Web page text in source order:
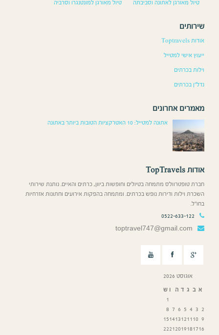
טיול מאורגן לאתונה וסביבתה טיול מאורגן למונטנגרו וסרביה
שירותים
אודות Toptravels
ייעוץ אישי למטייל
וילות בכרתים
נדל”ן בכרתים
מאמרים אחרונים
אתונה למטייל: 10 האטרקציות הטובות ביותר באתונה
אודות TopTravels
חברת טופטרוולס מתמחה בטיולים וחופשות ביוון, כרתים והאיים. נותנת שירותי
השכרת וילות ודירות נופש בכרתים. ומתמחה בהפקות אירועים וחתונות אזרחיות
בחו”ל.
0522-633-122
toptravel747@gmail.com
אוגוסט 2026
א ב ג ד ה ו ש
1
2
3
4
5
6
7
8
9
10
11
12
13
14
15
16
17
18
19
20
21
22